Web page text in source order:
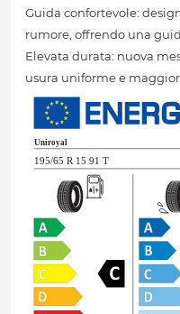
Guida confortevole:
rumore, offrendo una
Elevata durata: nuova
usura uniforme e